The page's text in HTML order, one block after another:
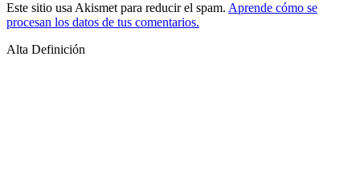
Este sitio usa Akismet para reducir el spam. Aprende cómo se
procesan los datos de tus comentarios.
Alta Definición